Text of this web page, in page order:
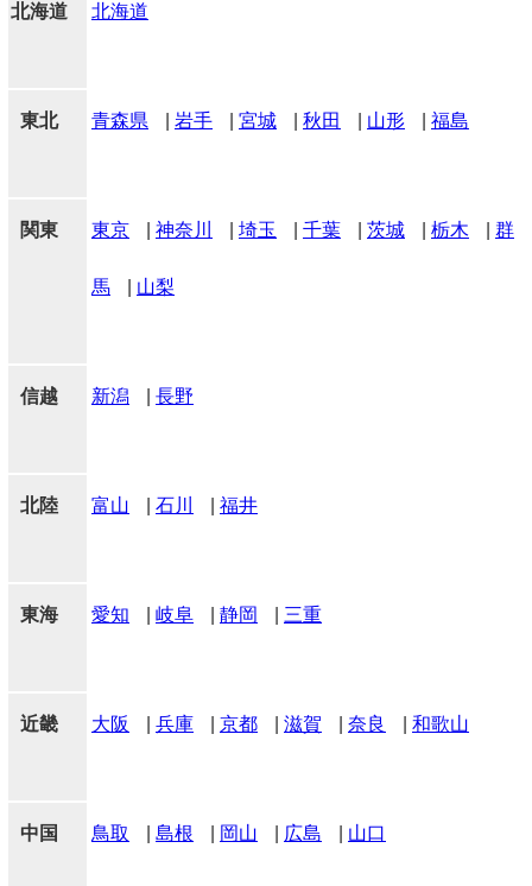
北海道 北海道
東北 青森県 岩手 宮城 秋田 山形 福島
関東 東京 神奈川 埼玉 千葉 茨城 栃木 群
馬 山梨
信越 新潟 長野
北陸 富山 石川 福井
東海 愛知 岐阜 静岡 三重
近畿 大阪 兵庫 京都 滋賀 奈良 和歌山
中国 鳥取 島根 岡山 広島 山口